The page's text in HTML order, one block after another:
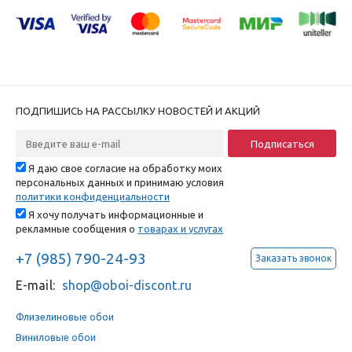
ПОДПИШИСЬ НА РАССЫЛКУ НОВОСТЕЙ И АКЦИЙ
Я даю свое согласие на обработку моих
персональных данных и принимаю условия
политики конфиденциальности
Я хочу получать информационные и
рекламные сообщения о товарах и услугах
+7 (985) 790-24-93 Заказать звонок
E-mail: shop@oboi-discont.ru
Флизелиновые обои
Виниловые обои